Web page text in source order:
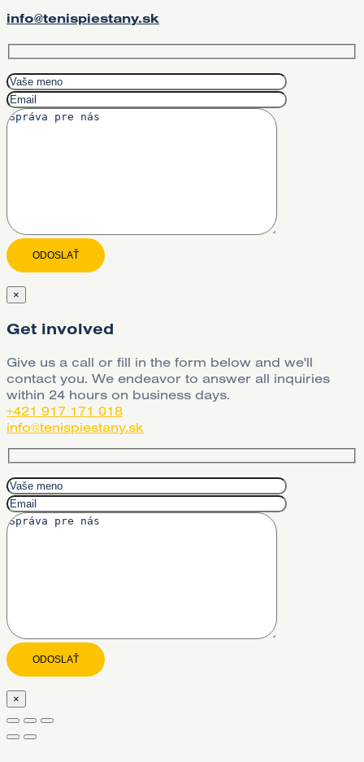
info@tenispiestany.sk
×
Get involved
Give us a call or fill in the form below and we'll
contact you. We endeavor to answer all inquiries
within 24 hours on business days.
+421 917 171 018
info@tenispiestany.sk
×